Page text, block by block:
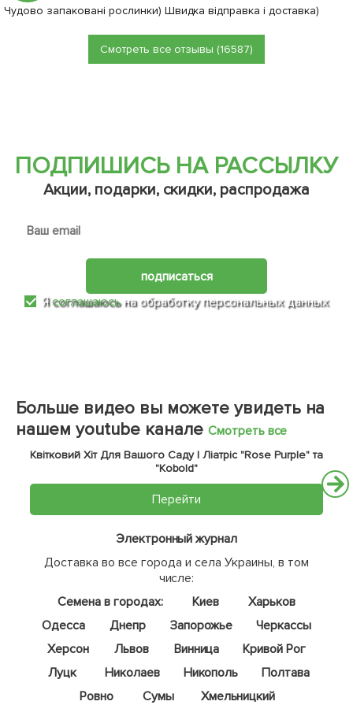
Чудово запаковані рослинки) Швидка відправка і доставка)
Смотреть все отзывы (16587)
ПОДПИШИСЬ НА РАССЫЛКУ
Акции, подарки, скидки, распродажа
подписаться
Ясоглашаюсьна обработку персональных данных
Больше видео вы можете увидеть на
нашем youtube канале Смотреть все
Квітковий Хіт Для Вашого Саду | Ліатріс "Rose Purple" та
"Kobold"
Перейти
Электронный журнал
Доставка во все города и села Украины, в том
числе:
Семена в городах:
Киев
Харьков
Одесса
Днепр Запорожье
Черкассы
Херсон
Львов Винница
Кривой Рог
Луцк
Николаев Никополь
Полтава
Ровно
Сумы
Хмельницкий